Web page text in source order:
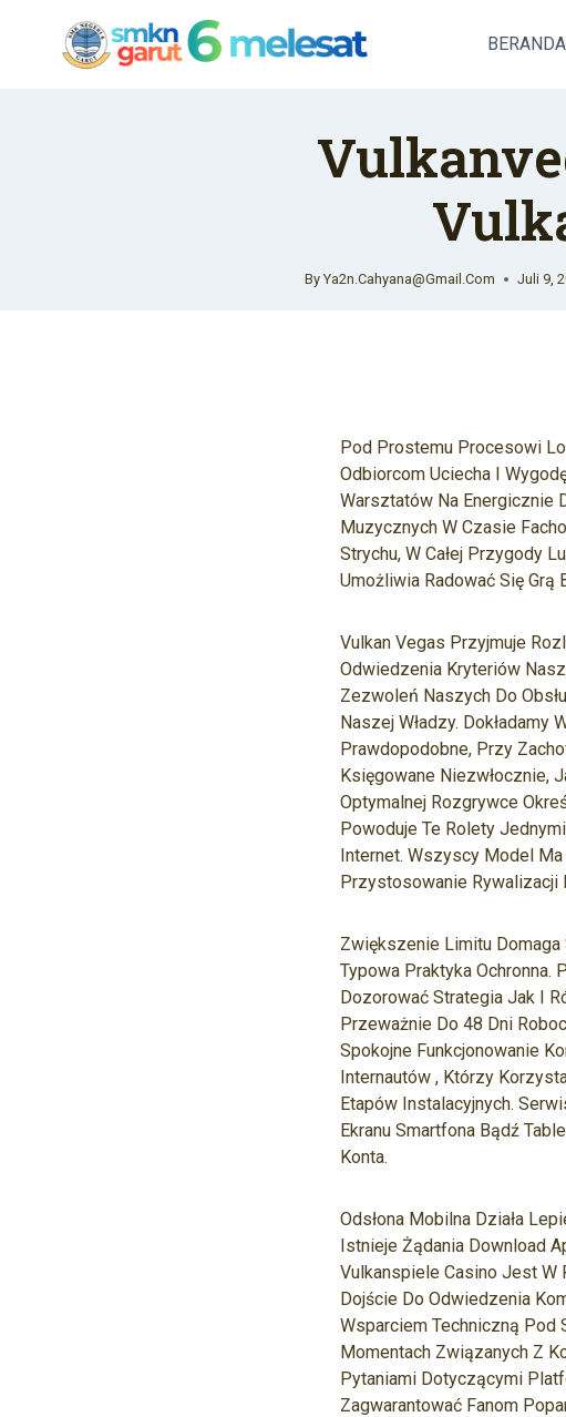
BERANDA
By Ya2n.cahyana@gmail.com Juli 9,
Pod Prostemu Procesowi
Odbiorcom Uciecha I
Warsztatów Na Energicznie
Muzycznych W Czasie
Strychu, W Całej Przygody
Umożliwia Radować Się Grą
Vulkan Vegas Przyjmuje
Odwiedzenia Kryteriów
Zezwoleń Naszych Do
Naszej Władzy. Dokładamy
Prawdopodobne, Przy
Księgowane Niezwłocznie,
Optymalnej Rozgrywce
Powoduje Te Rolety
Internet. Wszyscy Model Ma
Przystosowanie Rywalizacji
Zwiększenie Limitu
Typowa Praktyka Ochronna.
Dozorować Strategia Jak I
Przeważnie Do 48 Dni
Spokojne Funkcjonowanie
Internautów , Którzy
Etapów Instalacyjnych.
Ekranu Smartfona Bądź
Konta.
Odsłona Mobilna Działa
Istnieje Żądania Download
Vulkanspiele Casino Jest W
Dojście Do Odwiedzenia
Wsparciem Techniczną Pod
Momentach Związanych Z
Pytaniami Dotyczącymi
Zagwarantować Fanom